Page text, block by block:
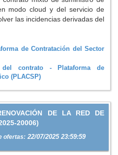
modo cloud y del servicio de
las incidencias derivadas del
de Contratación del Sector
contrato - Plataforma de
(PLACSP)
DE LA RED DE
20006)
ofertas: 22/07/2025 23:59:59